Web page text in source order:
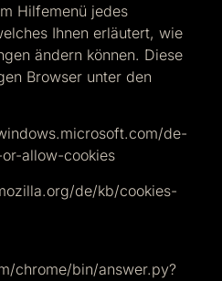
Hilfemenü jedes
Ihnen erläutert, wie
ändern können. Diese
Browser unter den
de-
allow-cookies
de/kb/cookies-
chrome/bin/answer.py?